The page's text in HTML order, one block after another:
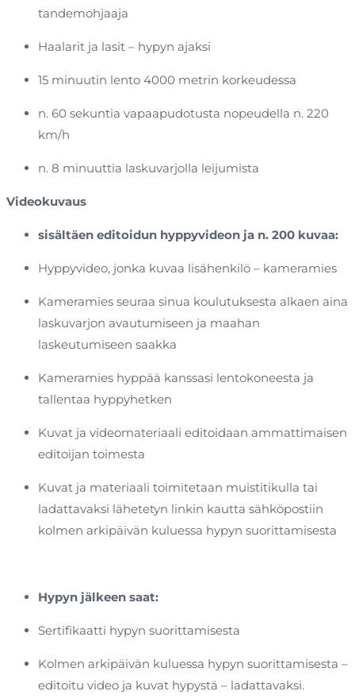
tandemohjaaja
Haalarit ja lasit – hypyn ajaksi
15 minuutin lento 4000 metrin korkeudessa
n. 60 sekuntia vapaapudotusta nopeudella n. 220
km/h
n. 8 minuuttia laskuvarjolla leijumista
Videokuvaus
sisältäen editoidun hyppyvideon ja n. 200 kuvaa:
Hyppyvideo, jonka kuvaa lisähenkilö – kameramies
Kameramies seuraa sinua koulutuksesta alkaen aina
laskuvarjon avautumiseen ja maahan
laskeutumiseen saakka
Kameramies hyppää kanssasi lentokoneesta ja
tallentaa hyppyhetken
Kuvat ja videomateriaali editoidaan ammattimaisen
editoijan toimesta
Kuvat ja materiaali toimitetaan muistitikulla tai
ladattavaksi lähetetyn linkin kautta sähköpostiin
kolmen arkipäivän kuluessa hypyn suorittamisesta
Hypyn jälkeen saat:
Sertifikaatti hypyn suorittamisesta
Kolmen arkipäivän kuluessa hypyn suorittamisesta –
editoitu video ja kuvat hypystä – ladattavaksi.